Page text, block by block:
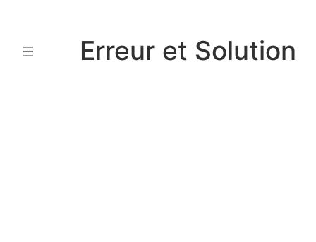
contenu
Erreur et Solution